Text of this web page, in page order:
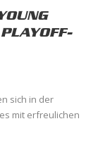
sich in der
mit erfreulichen